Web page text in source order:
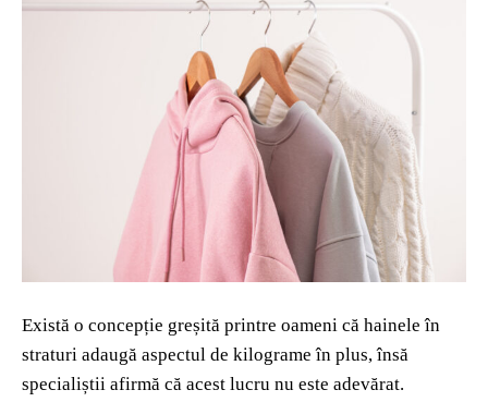
Există o concepție greșită printre oameni că hainele în
straturi adaugă aspectul de kilograme în plus, însă
specialiștii afirmă că acest lucru nu este adevărat.